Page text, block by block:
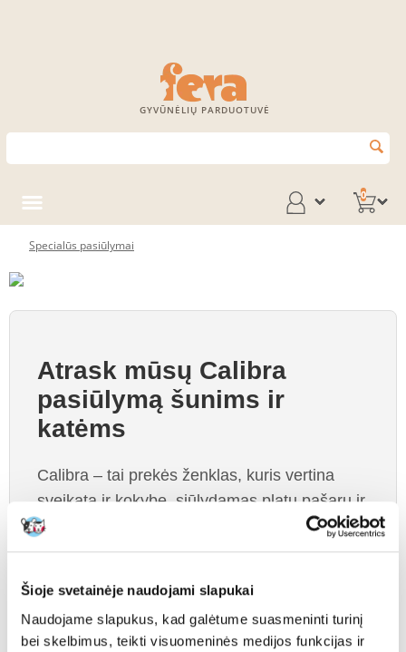
Šioje svetainėje naudojami slapukai
Naudojame slapukus, kad galėtume suasmeninti turinį
bei skelbimus, teikti visuomeninės medijos funkcijas ir
GYVŪNĖLIŲ PARDUOTUVĖ
0
Specialūs pasiūlymai
Atrask mūsų Calibra
pasiūlymą šunims ir
katėms
Calibra – tai prekės ženklas, kuris vertina
sveikatą ir kokybę, siūlydamas platų pašarų ir
papildų pasirinkimą. Mūsų asortimente rasi:
kačių poreikiams,
• aukščiausios kokybės ingredientus –